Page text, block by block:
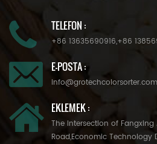
TELEFON :
+86 13635690916,+86
E-POSTA :
info@grotechcolorsorter.com
EKLEMEK :
The Intersection of
Road,Economic Technology